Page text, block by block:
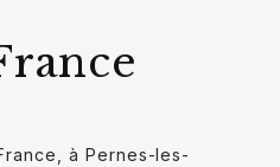
à Pernes-les-